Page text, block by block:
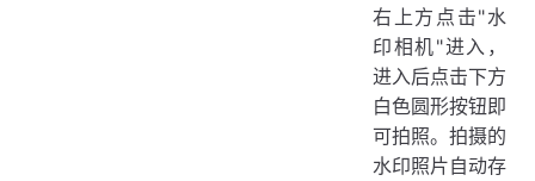
右上方点击"水
印相机"进入，
进入后点击下方
白色圆形按钮即
可拍照。拍摄的
水印照片自动存